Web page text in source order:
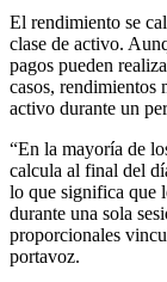
El rendimiento se
clase de activo.
pagos pueden
casos, rendimientos
activo durante un
“En la mayoría de
calcula al final del
lo que significa que
durante una sola
proporcionales
portavoz.